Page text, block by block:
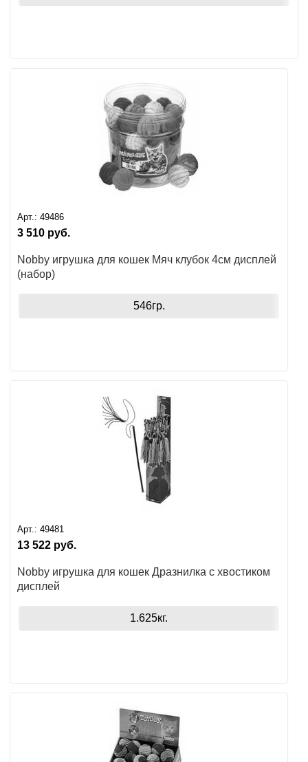
Арт.: 49486
3 510 руб.
Nobby игрушка для кошек Мяч клубок 4см дисплей
(набор)
546гр.
Арт.: 49481
13 522 руб.
Nobby игрушка для кошек Дразнилка с хвостиком
дисплей
1.625кг.